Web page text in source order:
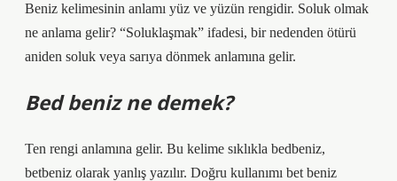
Beniz kelimesinin anlamı yüz ve yüzün rengidir. Soluk olmak
ne anlama gelir? “Soluklaşmak” ifadesi, bir nedenden ötürü
aniden soluk veya sarıya dönmek anlamına gelir.
Bed beniz ne demek?
Ten rengi anlamına gelir. Bu kelime sıklıkla bedbeniz,
betbeniz olarak yanlış yazılır. Doğru kullanımı bet beniz